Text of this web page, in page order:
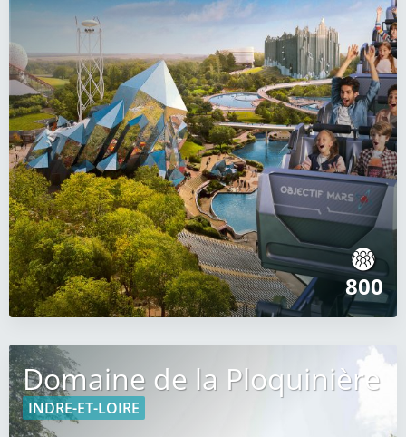
800
Domaine de la Ploquinière
INDRE-ET-LOIRE